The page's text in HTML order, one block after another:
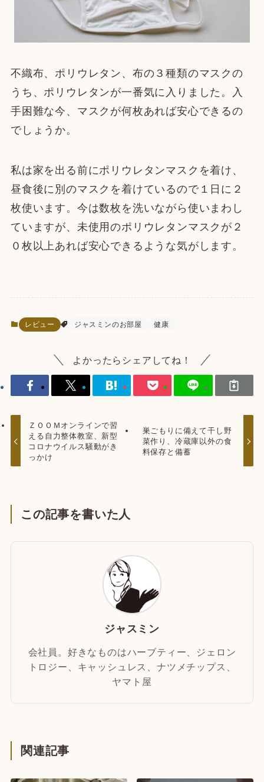
不織布、ポリウレタン、布の３種類のマスクの
うち、ポリウレタンが一番気に入りました。入
手困難な今、マスクが何枚あれば安心できるの
でしょうか。
私は家を出る前にポリウレタンマスクを着け、
昼食後に別のマスクを着けているので１日に２
枚使います。今は数枚を洗いながら使いまわし
ていますが、未使用のポリウレタンマスクが２
０枚以上あれば安心できるような気がします。
レビュー ジャスミンのお部屋 健康
よかったらシェアしてね！
ＺＯＯＭオンラインで習
える自力整体教室、新型
コロナウイルス騒動がき
っかけ
巣ごもりに備えて干し野
菜作り、冷蔵庫以外の食
料保存と備蓄
この記事を書いた人
ジャスミン
会社員。好きなものはハーブティー、ジェロン
トロジー、キャッシュレス、ナツメチップス、
ヤマト屋
関連記事